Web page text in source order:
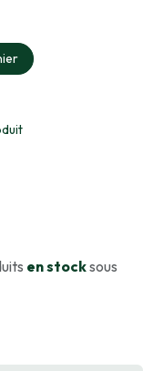
en stocksous